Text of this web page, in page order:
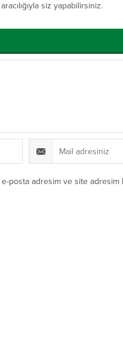
siz yapabilirsiniz.
e-posta adresim ve site adresim